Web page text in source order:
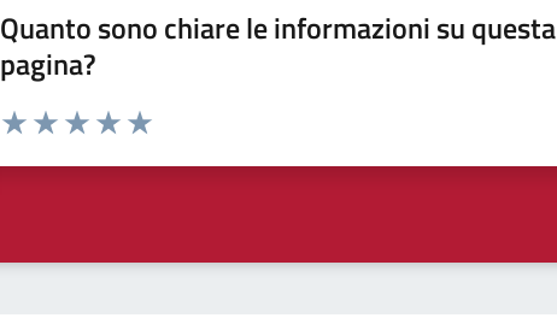
Quanto sono chiare le informazioni su questa
pagina?
Valuta da 1 a 5 stelle la pagina